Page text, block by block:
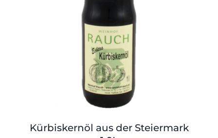
Kürbiskernöl aus der Steiermark